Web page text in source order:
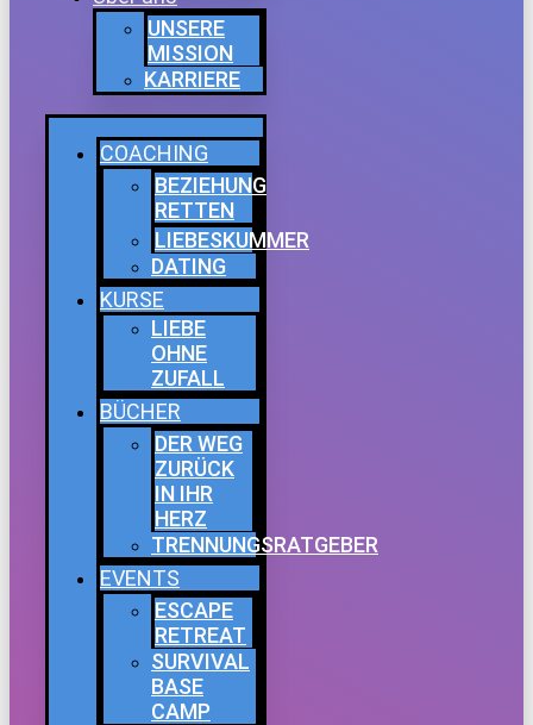
UNSERE
MISSION
KARRIERE
COACHING
BEZIEHUNG
RETTEN
LIEBESKUMMER
DATING
KURSE
LIEBE
OHNE
ZUFALL
BÜCHER
DER WEG
ZURÜCK
IN IHR
HERZ
TRENNUNGSRATGEBER
EVENTS
ESCAPE
RETREAT
SURVIVAL
BASE
CAMP